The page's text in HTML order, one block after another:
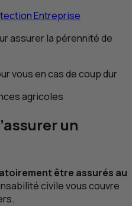
Entreprise
assurer la pérennité de
vous en cas de coup dur
agricoles
un
être assurés au
civile vous couvre